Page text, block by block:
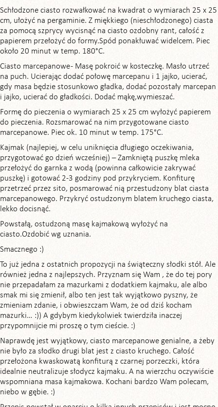
Schłodzone ciasto rozwałkować na kwadrat o wymiarach 25 x 25
cm, ułożyć na pergaminie. Z miękkiego (nieschłodzonego) ciasta
za pomocą szprycy wycisnąć na ciasto ozdobny rant, całość z
papierem przełożyć do formy.Spód ponakłuwać widelcem. Piec
około 20 minut w temp. 180°C.
Ciasto marcepanowe - Masę pokroić w kosteczkę. Masło utrzeć
na puch. Ucierając dodać połowę marcepanu i 1 jajko, ucierać,
gdy masa będzie stosunkowo gładka, dodać pozostały marcepan
i jajko, ucierać do gładkości. Dodać mąkę,wymieszać.
Formę do pieczenia o wymiarach 25 x 25 cm wyłożyć papierem
do pieczenia. Rozsmarować na nim przygotowane ciasto
marcepanowe. Piec ok. 10 minut w temp. 175°C.
Kajmak (najlepiej, w celu uniknięcia długiego oczekiwania,
przygotować go dzień wcześniej) – Zamkniętą puszkę mleka
przełożyć do garnka z wodą (powinna całkowicie zakrywać
puszkę) i gotować 2-3 godziny pod przykryciem. Konfiturę
przetrzeć przez sito, posmarować nią przestudzony blat ciasta
marcepanowego. Przykryć ostudzonym blatem kruchego ciasta,
lekko docisnąć.
Powstałą, ostudzoną masę kajmakową wyłożyć na
ciasto.Ozdobić wg uznania.
Smacznego :)
To już jedna z ostatnich propozycji na świąteczny słodki stół. Ale
również jedna z najlepszych. Przyznam się Wam , że do tej pory
nie przepadałam za mazurkami z dodatkiem kajmaku, ale albo
smak mi się zmienił, albo ten jest tak wyjątkowo pyszny, że
zmieniam zdanie, i obwieszczam Wam, że od dziś kocham
mazurki… :)) A gdybym kiedykolwiek twierdziła inaczej
przypomnijcie mi proszę o tym cieście. :)
Naprawdę jest wyjątkowy, ciasto marcepanowe genialne, a żeby
nie było za słodko drugi blat jest z ciasto kruchego. Całość
przełożona kwaskowatą konfiturą z czarnej porzeczki, która
idealnie neutralizuje słodycz kajmaku. A na wierzchu oczywiście
wspomniana masa kajmakowa. Kochani bardzo Wam polecam,
niebo w gębie. :)